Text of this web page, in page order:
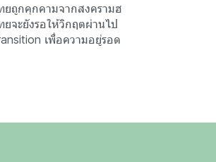
ยถูกคุกคามจากสงครามฮ
จะยังรอให้วิกฤตผ่านไป
เพื่อความอยู่รอด